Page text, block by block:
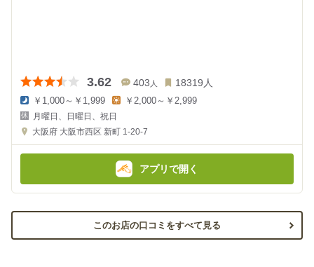
3.62 403 人 18319 人
夜
の
金
額
:
￥1,000～￥1,999
昼
の
金
額
:
￥2,000～￥2,999
月曜日、日曜日、祝日
大阪府 大阪市西区 新町 1-20-7
アプリで開く
このお店の口コミをすべて見る